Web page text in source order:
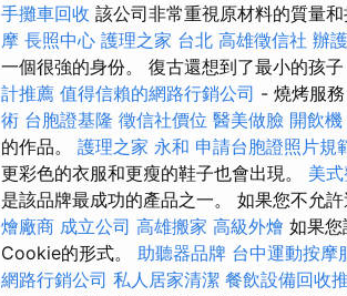
手攤車回收 該公司非常重視原材料的質量和
摩 長照中心 護理之家 台北 高雄徵信社 辦
一個很強的身份。 復古還想到了最小的孩
計推薦 值得信賴的網路行銷公司 - 燒烤服務
術 台胞證基隆 徵信社價位 醫美做臉 開飲機
的作品。 護理之家 永和 申請台胞證照片規
更彩色的衣服和更瘦的鞋子也會出現。 美
是該品牌最成功的產品之一。 如果您不允
燴廠商 成立公司 高雄搬家 高級外燴 如果您
Cookie的形式。 助聽器品牌 台中運動按摩
網路行銷公司 私人居家清潔 餐飲設備回收